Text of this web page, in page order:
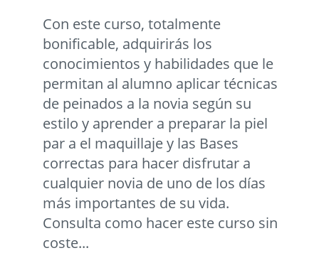
Con este curso, totalmente
bonificable, adquirirás los
conocimientos y habilidades que le
permitan al alumno aplicar técnicas
de peinados a la novia según su
estilo y aprender a preparar la piel
par a el maquillaje y las Bases
correctas para hacer disfrutar a
cualquier novia de uno de los días
más importantes de su vida.
Consulta como hacer este curso sin
coste...